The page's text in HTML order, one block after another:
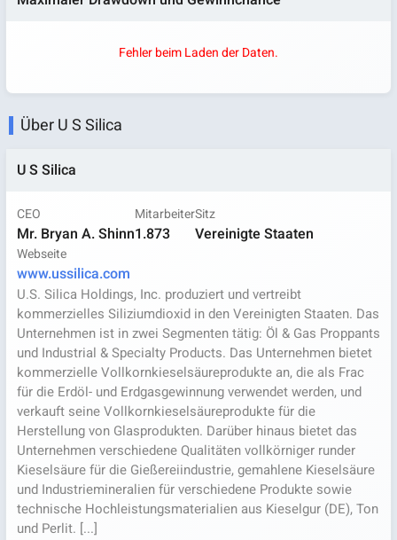
Fehler beim Laden der Daten.
Über U S Silica
U S Silica
CEO
Mr. Bryan A. Shinn
Mitarbeiter
1.873
Sitz
Vereinigte Staaten
Webseite
www.ussilica.com
U.S. Silica Holdings, Inc. produziert und vertreibt
kommerzielles Siliziumdioxid in den Vereinigten Staaten. Das
Unternehmen ist in zwei Segmenten tätig: Öl & Gas Proppants
und Industrial & Specialty Products. Das Unternehmen bietet
kommerzielle Vollkornkieselsäureprodukte an, die als Frac
für die Erdöl- und Erdgasgewinnung verwendet werden, und
verkauft seine Vollkornkieselsäureprodukte für die
Herstellung von Glasprodukten. Darüber hinaus bietet das
Unternehmen verschiedene Qualitäten vollkörniger runder
Kieselsäure für die Gießereiindustrie, gemahlene Kieselsäure
und Industriemineralien für verschiedene Produkte sowie
technische Hochleistungsmaterialien aus Kieselgur (DE), Ton
und Perlit. [...]